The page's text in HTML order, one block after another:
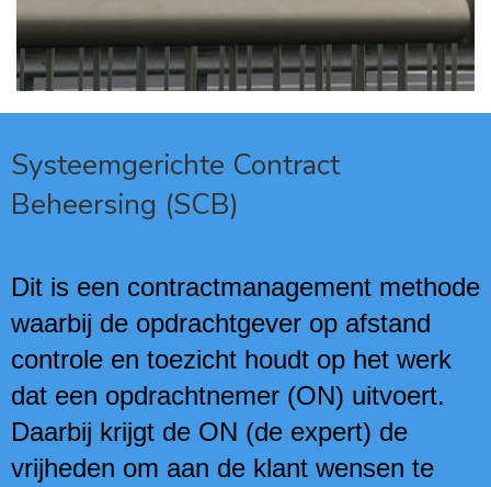
Systeemgerichte Contract
Beheersing (SCB)
Dit is een contractmanagement methode
waarbij de opdrachtgever op afstand
controle en toezicht houdt op het werk
dat een opdrachtnemer (ON) uitvoert.
Daarbij krijgt de ON (de expert) de
vrijheden om aan de klant wensen te